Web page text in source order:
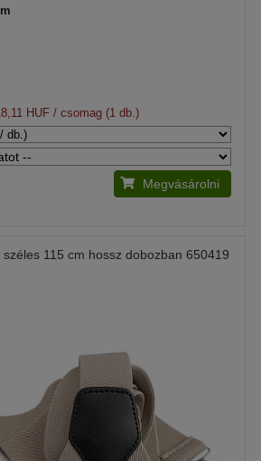
HUF / csomag (1 db.)
Megvásárolni
115 cm hossz dobozban 650419